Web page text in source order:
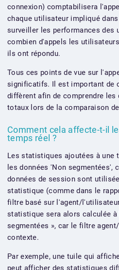
connexion) comptabilisera
chaque utilisateur impliqué
surveiller les performances des
combien d'appels les
ils ont répondu.
Tous ces points de vue sur
significatifs. Il est important de
diffèrent afin de comprendre les
totaux lors de la comparaison
Comment cela affecte-t-il
temps réel ?
Les statistiques ajoutées à une
les données 'Non segmentées',
données de session sont
statistique (comme dans le
filtre basé sur l'agent/
statistique sera alors calculée à
segmentées », car le filtre
contexte.
Par exemple, une tuile qui
peut afficher des statistiques